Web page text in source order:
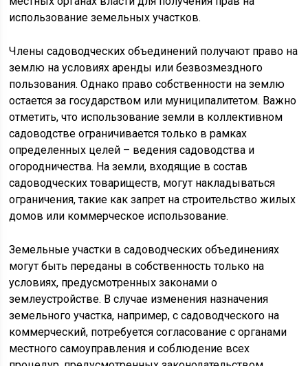
использование земельных участков.
Члены садоводческих объединений получают право на
землю на условиях аренды или безвозмездного
пользования. Однако право собственности на землю
остается за государством или муниципалитетом. Важно
отметить, что использование земли в коллективном
садоводстве ограничивается только в рамках
определенных целей – ведения садоводства и
огородничества. На земли, входящие в состав
садоводческих товариществ, могут накладываться
ограничения, такие как запрет на строительство жилых
домов или коммерческое использование.
Земельные участки в садоводческих объединениях
могут быть переданы в собственность только на
условиях, предусмотренных законами о
землеустройстве. В случае изменения назначения
земельного участка, например, с садоводческого на
коммерческий, потребуется согласование с органами
местного самоуправления и соблюдение всех